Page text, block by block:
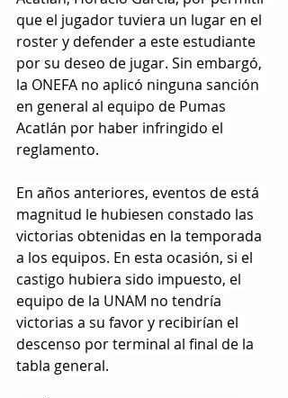
que el jugador tuviera un lugar en el
roster y defender a este estudiante
por su deseo de jugar. Sin embargó,
la ONEFA no aplicó ninguna sanción
en general al equipo de Pumas
Acatlán por haber infringido el
reglamento.
En años anteriores, eventos de está
magnitud le hubiesen constado las
victorias obtenidas en la temporada
a los equipos. En esta ocasión, si el
castigo hubiera sido impuesto, el
equipo de la UNAM no tendría
victorias a su favor y recibirían el
descenso por terminal al final de la
tabla general.